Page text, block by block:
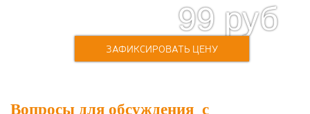
99 руб
ЗАФИКСИРОВАТЬ ЦЕНУ
Вопросы для обсуждения с